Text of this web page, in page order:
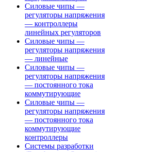
Силовые чипы —
регуляторы напряжения
— контроллеры
линейных регуляторов
Силовые чипы —
регуляторы напряжения
— линейные
Силовые чипы —
регуляторы напряжения
— постоянного тока
коммутирующие
Силовые чипы —
регуляторы напряжения
— постоянного тока
коммутирующие
контроллеры
Системы разработки